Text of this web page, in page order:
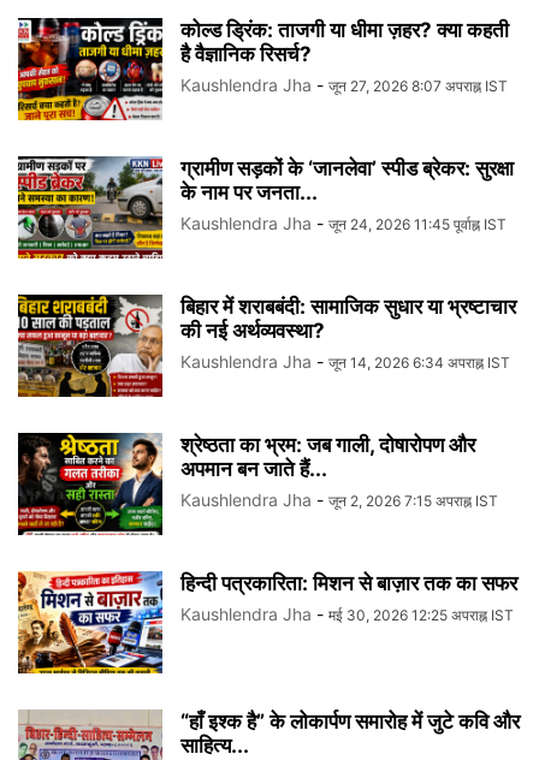
कोल्ड ड्रिंक: ताजगी या धीमा ज़हर? क्या कहती
है वैज्ञानिक रिसर्च?
Kaushlendra Jha - जून 27, 2026 8:07 अपराह्न IST
ग्रामीण सड़कों के ‘जानलेवा’ स्पीड ब्रेकर: सुरक्षा
के नाम पर जनता...
Kaushlendra Jha - जून 24, 2026 11:45 पूर्वाह्न IST
बिहार में शराबबंदी: सामाजिक सुधार या भ्रष्टाचार
की नई अर्थव्यवस्था?
Kaushlendra Jha - जून 14, 2026 6:34 अपराह्न IST
श्रेष्ठता का भ्रम: जब गाली, दोषारोपण और
अपमान बन जाते हैं...
Kaushlendra Jha - जून 2, 2026 7:15 अपराह्न IST
हिन्दी पत्रकारिता: मिशन से बाज़ार तक का सफर
Kaushlendra Jha - मई 30, 2026 12:25 अपराह्न IST
“हाँ इश्क है” के लोकार्पण समारोह में जुटे कवि और
साहित्य...